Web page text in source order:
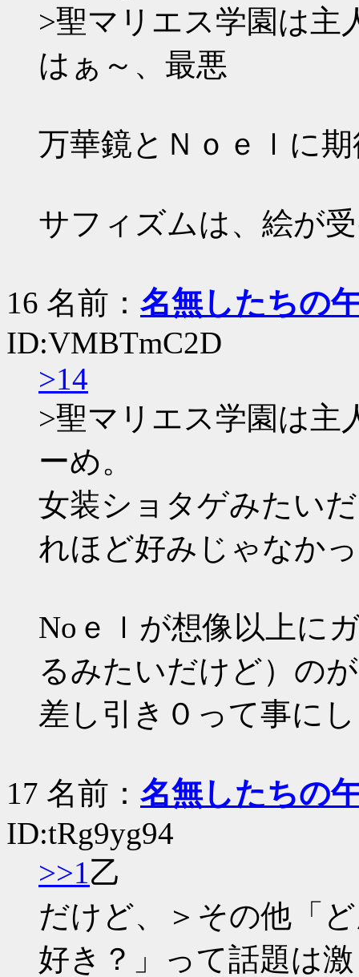
>聖マリエス学園は主
はぁ～、最悪
万華鏡とＮｏｅｌに
サフィズムは、絵が
16 名前： 名無したちの
ID:VMBTmC2D
>14
>聖マリエス学園は主
ーめ。
女装ショタゲみたい
れほど好みじゃなか
Noｅｌが想像以上に
るみたいだけど）の
差し引き０って事に
17 名前： 名無したちの
ID:tRg9yg94
>>1乙
だけど、＞その他「
好き？」って話題は